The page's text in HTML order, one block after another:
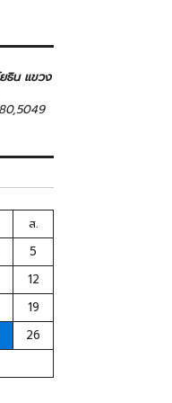
ธิน แขวง
ส.
5
12
19
26